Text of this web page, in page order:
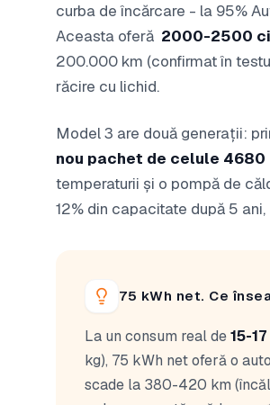
curba de încărcare - la 95%
Aceasta oferă 2000-2500
200.000 km (confirmat în
răcire cu lichid.
Model 3 are două generații:
nou pachet de celule 4680
temperaturii și o pompă de
12% din capacitate după 5
75 kWh net. Ce
La un consum real de15-
kg), 75 kWh net oferă o
scade la 380-420 km